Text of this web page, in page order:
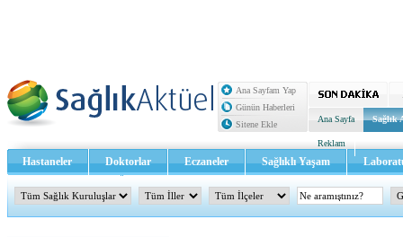
Ana Sayfam Yap
Günün Haberleri
Sitene Ekle
Ana Sayfa Sağlık
Reklam
Hastaneler Doktorlar Eczaneler Sağlıklı Yaşam
Sağlık TV - Video İletişim